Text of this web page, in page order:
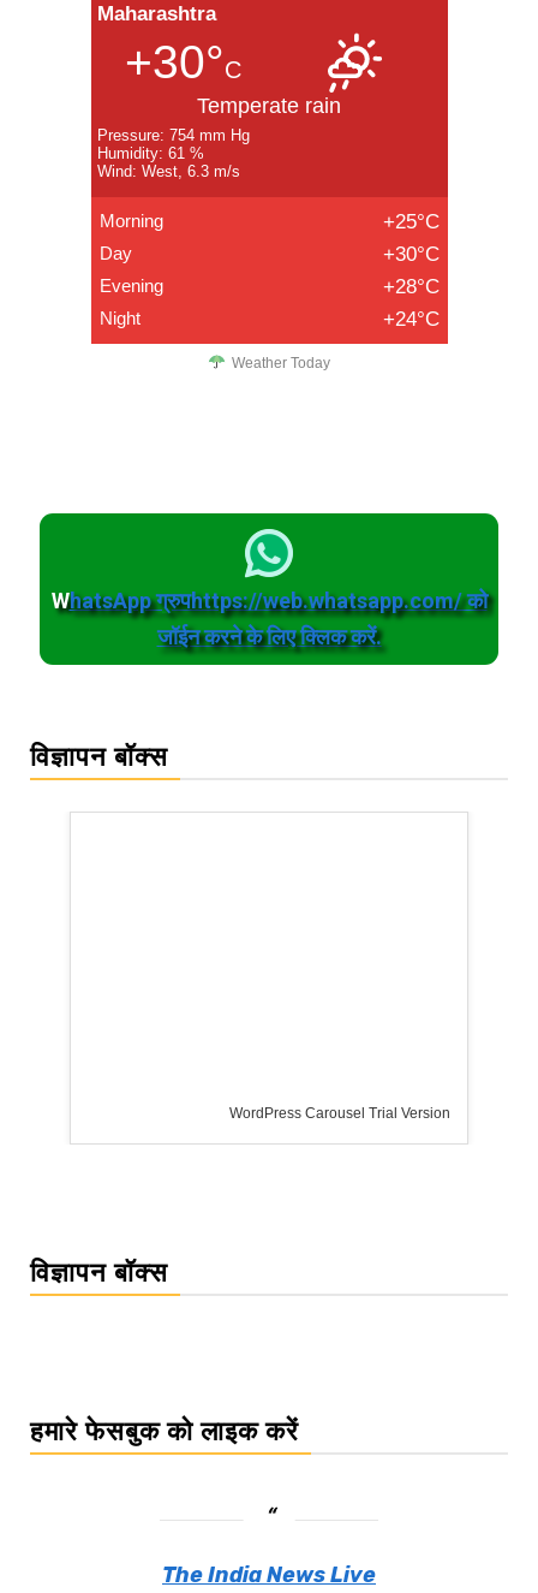
Maharashtra
+30°C
Temperate rain
Pressure: 754 mm Hg
Humidity: 61 %
Wind: West, 6.3 m/s
Morning +25°C
Day +30°C
Evening +28°C
Night +24°C
Weather Today
WhatsApp ग्रुपhttps://web.whatsapp.com/ को
जॉईन करने के लिए क्लिक करें.
विज्ञापन बॉक्स
WordPress Carousel Trial Version
विज्ञापन बॉक्स
हमारे फेसबुक को लाइक करें
The India News Live